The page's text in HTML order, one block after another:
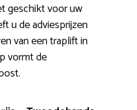
geschikt voor uw
u de adviesprijzen
van een traplift in
vormt de